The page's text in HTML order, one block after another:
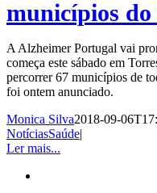
municípios do
A Alzheimer Portugal vai
começa este sábado em
percorrer 67 municípios de
foi ontem anunciado.
Monica Silva2018-09-
NotíciasSaúde|
Ler mais...